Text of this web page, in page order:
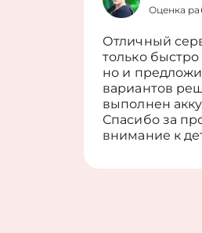
Оценка
Отличный
только
но и
вариантов
выполнен
Спасибо за
внимание к